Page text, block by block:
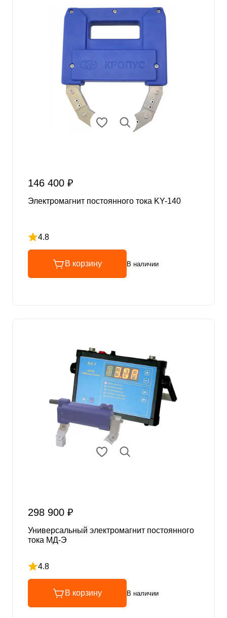
146 400 ₽
Электромагнит постоянного тока KY-140
4.8
Рейтинг 4.8 из 5
В корзину В наличии
298 900 ₽
Универсальный электромагнит постоянного
тока МД-Э
4.8
Рейтинг 4.8 из 5
В корзину В наличии